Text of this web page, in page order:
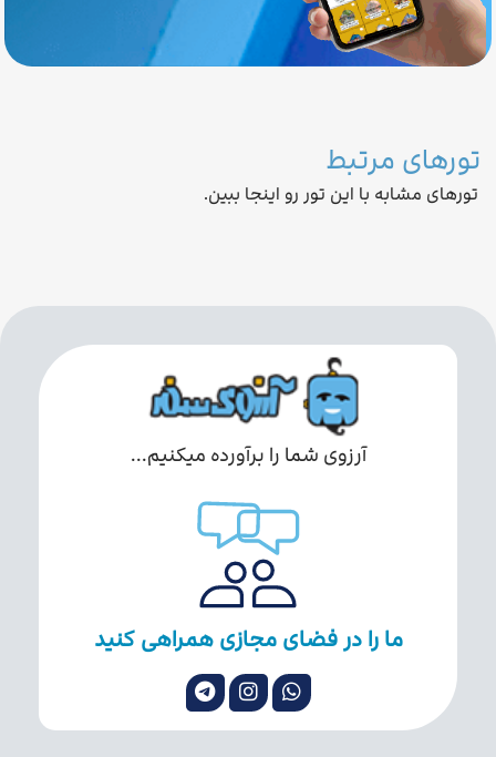
تورهای مرتبط
تورهای مشابه با این تور رو اینجا ببین.
آرزوی شما را برآورده میکنیم...
ما را در فضای مجازی همراهی کنید